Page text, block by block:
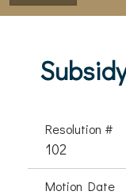
Resolution #
102
Motion Date